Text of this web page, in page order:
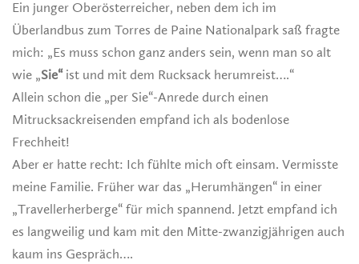
Ein junger Oberösterreicher, neben dem ich im
Überlandbus zum Torres de Paine Nationalpark saß fragte
mich: „Es muss schon ganz anders sein, wenn man so alt
wie „Sie“ist und mit dem Rucksack herumreist….“
Allein schon die „per Sie“-Anrede durch einen
Mitrucksackreisenden empfand ich als bodenlose
Frechheit!
Aber er hatte recht: Ich fühlte mich oft einsam. Vermisste
meine Familie. Früher war das „Herumhängen“ in einer
„Travellerherberge“ für mich spannend. Jetzt empfand ich
es langweilig und kam mit den Mitte-zwanzigjährigen auch
kaum ins Gespräch….